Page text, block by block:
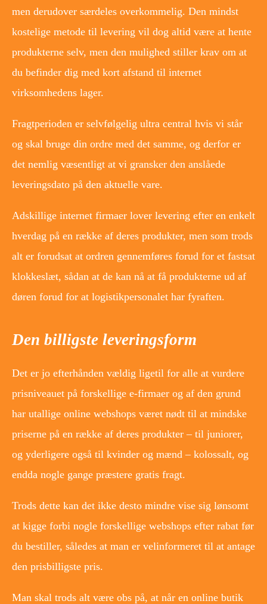
men derudover særdeles overkommelig. Den mindst
kostelige metode til levering vil dog altid være at hente
produkterne selv, men den mulighed stiller krav om at
du befinder dig med kort afstand til internet
virksomhedens lager.
Fragtperioden er selvfølgelig ultra central hvis vi står
og skal bruge din ordre med det samme, og derfor er
det nemlig væsentligt at vi gransker den anslåede
leveringsdato på den aktuelle vare.
Adskillige internet firmaer lover levering efter en enkelt
hverdag på en række af deres produkter, men som trods
alt er forudsat at ordren gennemføres forud for et fastsat
klokkeslæt, sådan at de kan nå at få produkterne ud af
døren forud for at logistikpersonalet har fyraften.
Den billigste leveringsform
Det er jo efterhånden vældig ligetil for alle at vurdere
prisniveauet på forskellige e-firmaer og af den grund
har utallige online webshops været nødt til at mindske
priserne på en række af deres produkter – til juniorer,
og yderligere også til kvinder og mænd – kolossalt, og
endda nogle gange præstere gratis fragt.
Trods dette kan det ikke desto mindre vise sig lønsomt
at kigge forbi nogle forskellige webshops efter rabat før
du bestiller, således at man er velinformeret til at antage
den prisbilligste pris.
Man skal trods alt være obs på, at når en online butik